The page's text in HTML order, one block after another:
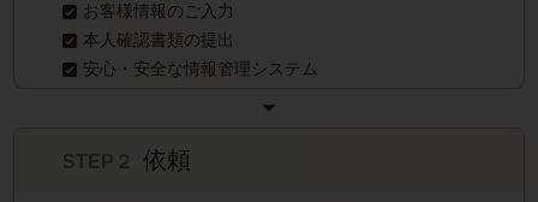
お客様情報のご入力
本人確認書類の提出
安心・安全な情報管理システム
STEP２依頼